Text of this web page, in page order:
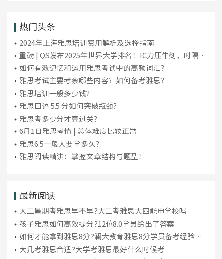
热门头条
2024年上海雅思培训费用解析及选择指南
重磅 | QS发布2025年世界大学排名！IC力压牛剑，时隔10
年重回英国第一！
如何有效记忆和运用雅思考试中的高频词汇？
雅思考试主要考察哪些内容？如何备考雅思？
雅思培训一般多少钱？
雅思口语 5.5 分如何突破瓶颈？
雅思考多少分才算过关？
6月1日雅思考情 | 总体难度比较正常
雅思6.5一般人要学多久？
雅思阅读精讲：掌握文章结构与题型！
最新阅读
大二暑期考雅思早不早?大二考雅思大四能申学校吗
孩子雅思如何高效提分?12位8.0学员给出了答案
如何才能拿到雅思8分?澜大教育雅思8分学员备考经验分
享
大几考雅思合适?大学考雅思最好什么时候考